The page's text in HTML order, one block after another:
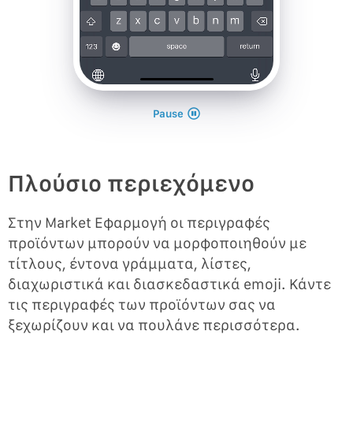
Pause
Πλούσιο περιεχόμενο
Στην Market Εφαρμογή οι περιγραφές
προϊόντων μπορούν να μορφοποιηθούν με
τίτλους, έντονα γράμματα, λίστες,
διαχωριστικά και διασκεδαστικά emoji. Κάντε
τις περιγραφές των προϊόντων σας να
ξεχωρίζουν και να πουλάνε περισσότερα.